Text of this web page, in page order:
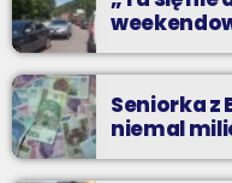
Seniorka z
niemal